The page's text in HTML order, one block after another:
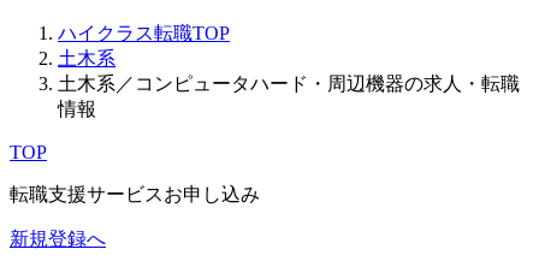
ハイクラス転職TOP
土木系
土木系／コンピュータハード・周辺機器の求人・転職
情報
TOP
転職支援サービスお申し込み
新規登録へ